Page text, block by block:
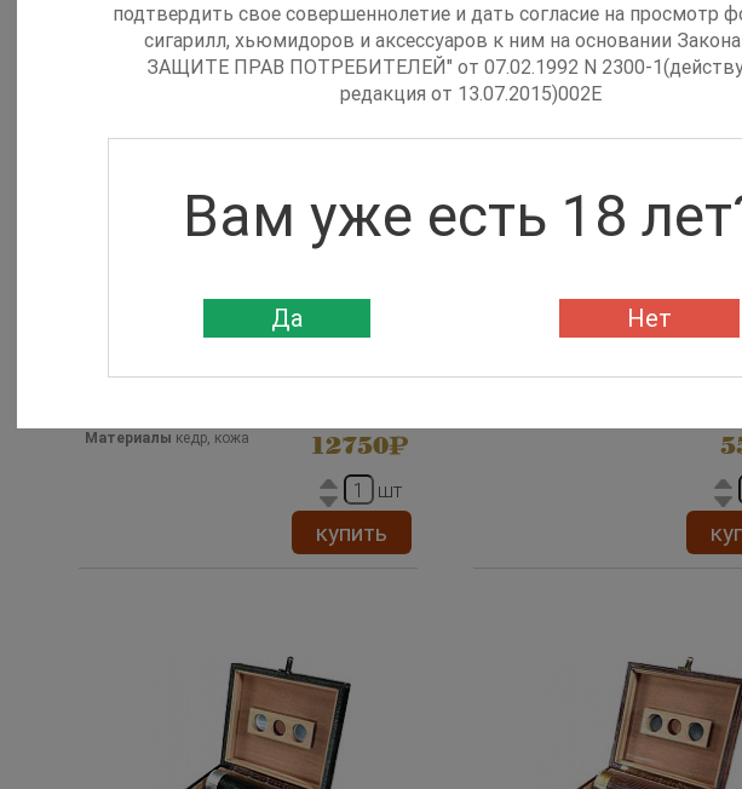
Хьюмидор Aficionado Novelist
Материалы кедр, кожа 12750
шт
купить
Хьюмидор Cigar Safe 10
подтвердить свое совершеннолетие и дать согласие на просмотр
сигарилл, хьюмидоров и аксессуаров к ним на основании
ЗАЩИТЕ ПРАВ ПОТРЕБИТЕЛЕЙ" от 07.02.1992 N 2300-
редакция от 13.07.2015)002E
Вам уже есть 18
Да Нет